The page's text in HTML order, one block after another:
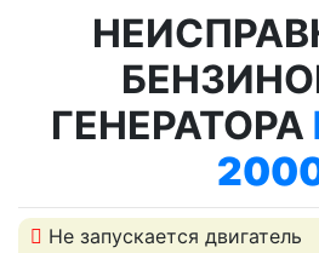
ГЕНЕРАТОРА
Не запускается двигатель